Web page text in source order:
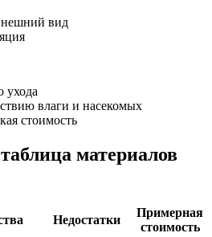
вид
ухода
влаги и насекомых
стоимость
материалов
Недостатки
Примерная
стоимость